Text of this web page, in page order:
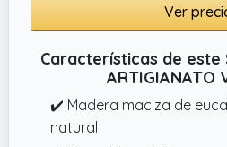
Ver
Características de
ARTIGIANATO
✔️ Madera maciza de
natural